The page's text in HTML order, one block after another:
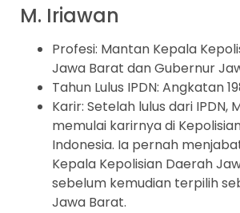
M. Iriawan
Profesi: Mantan Kepala
Jawa Barat dan Gubernur
Tahun Lulus IPDN: Angkatan
Karir: Setelah lulus dari IPDN,
memulai karirnya di
Indonesia. Ia pernah
Kepala Kepolisian Daerah
sebelum kemudian terpilih
Jawa Barat.